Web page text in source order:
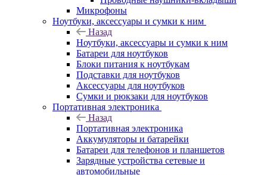
Микрофоны
Ноутбуки, аксессуары и сумки к ним
Назад
Ноутбуки, аксессуары и сумки к ним
Батареи для ноутбуков
Блоки питания к ноутбукам
Подставки для ноутбуков
Аксессуары для ноутбуков
Сумки и рюкзаки для ноутбуков
Портативная электроника
Назад
Портативная электроника
Аккумуляторы и батарейки
Батареи для телефонов и планшетов
Зарядные устройства сетевые и
автомобильные